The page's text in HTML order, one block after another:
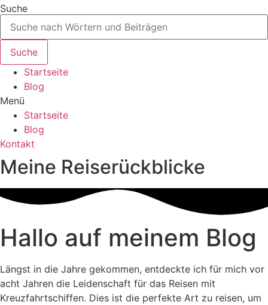
Zum
Inhalt
wechseln
Suche
Suche
Startseite
Blog
Menü
Startseite
Blog
Kontakt
Meine Reiserückblicke
Hallo auf meinem Blog
Längst in die Jahre gekommen, entdeckte ich für mich vor
acht Jahren die Leidenschaft für das Reisen mit
Kreuzfahrtschiffen. Dies ist die perfekte Art zu reisen, um